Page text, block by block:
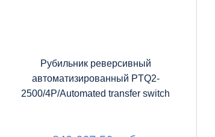
Рубильник реверсивный
автоматизированный PTQ2-
2500/4P/Automated transfer switch